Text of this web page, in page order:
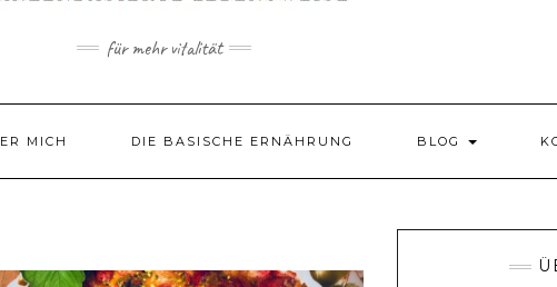
für mehr vitalität
MICH DIE BASISCHE ERNÄHRUNG BLOG